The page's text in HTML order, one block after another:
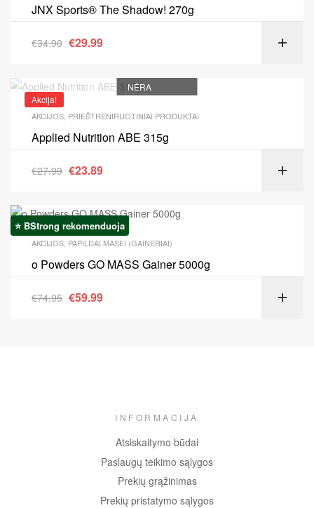
JNX Sports® The Shadow! 270g
€34.90 €29.99
Akcija!
NĖRA
AKCIJOS PRIEŠTRENIRUOTINIAI PRODUKTAI
Applied Nutrition ABE 315g
€27.99 €23.89
⭐ BStrong rekomenduoja
Akcija!
AKCIJOS, PAPILDAI MASEI (GAINERIAI)
o Powders GO MASS Gainer 5000g
€74.95 €59.99
INFORMACIJA
Atsiskaitymo būdai
Paslaugų teikimo sąlygos
Prekių grąžinimas
Prekių pristatymo sąlygos